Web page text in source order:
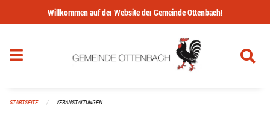
Navigation überspringen
Willkommen auf der Website der Gemeinde Ottenbach!
STARTSEITE VERANSTALTUNGEN